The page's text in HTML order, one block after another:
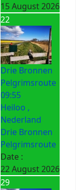
15 August 2026
22
Drie Bronnen
Pelgrimsroute
09:55
Heiloo ,
Nederland
Drie Bronnen
Pelgrimsroute
Date :
22 August 2026
29